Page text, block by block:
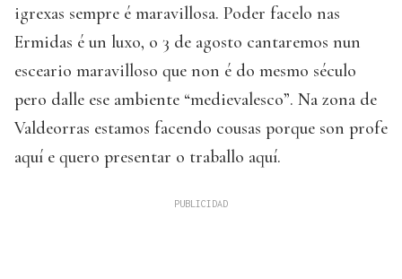
igrexas sempre é maravillosa. Poder facelo nas
Ermidas é un luxo, o 3 de agosto cantaremos nun
esceario maravilloso que non é do mesmo século
pero dalle ese ambiente “medievalesco”. Na zona de
Valdeorras estamos facendo cousas porque son profe
aquí e quero presentar o traballo aquí.